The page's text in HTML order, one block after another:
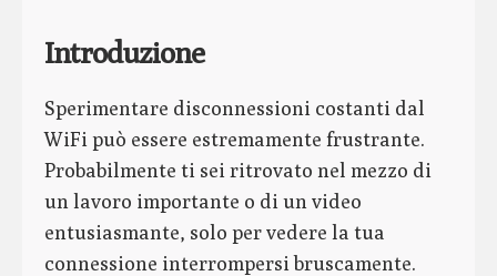
Introduzione
Sperimentare disconnessioni costanti dal
WiFi può essere estremamente frustrante.
Probabilmente ti sei ritrovato nel mezzo di
un lavoro importante o di un video
entusiasmante, solo per vedere la tua
connessione interrompersi bruscamente.